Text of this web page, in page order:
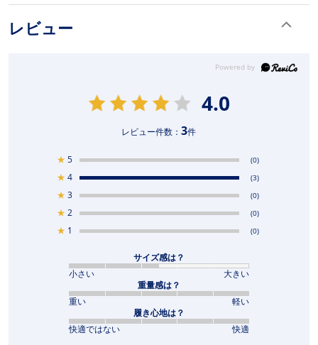
レビュー
4.0
レビュー件数：3件
★ 5 (0)
★ 4 (3)
★ 3 (0)
★ 2 (0)
★ 1 (0)
サイズ感は？
小さい
大きい
重量感は？
重い
軽い
履き心地は？
快適ではない
快適